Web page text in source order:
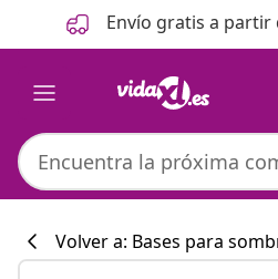
Anterior
Siguiente Envío gratis a partir
Volver a: Bases para